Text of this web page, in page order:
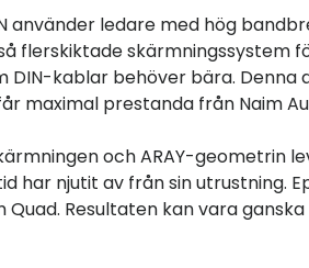
använder ledare med hög
flerskiktade skärmningssystem
DIN-kablar behöver bära.
maximal prestanda från Naim
och ARAY-geometrin
har njutit av från sin utrustning.
Quad. Resultaten kan vara